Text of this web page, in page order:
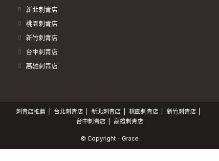
新北刺青店
桃園刺青店
新竹刺青店
台中刺青店
高雄刺青店
刺青店推薦 台北刺青店 新北刺青店 桃園刺青店
新竹刺青店
台中刺青店
高雄刺青店
© Copyright - Grace